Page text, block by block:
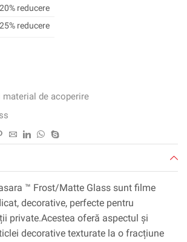
20% reducere
25% reducere
material de acoperire
™ Frost/Matte Glass sunt filme
decorative, perfecte pentru
private.Acestea oferă aspectul și
decorative texturate la o fracțiune